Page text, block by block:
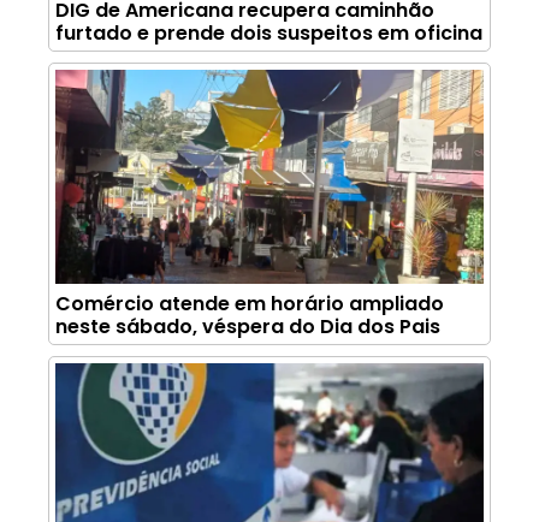
DIG de Americana recupera caminhão
furtado e prende dois suspeitos em oficina
Comércio atende em horário ampliado
neste sábado, véspera do Dia dos Pais